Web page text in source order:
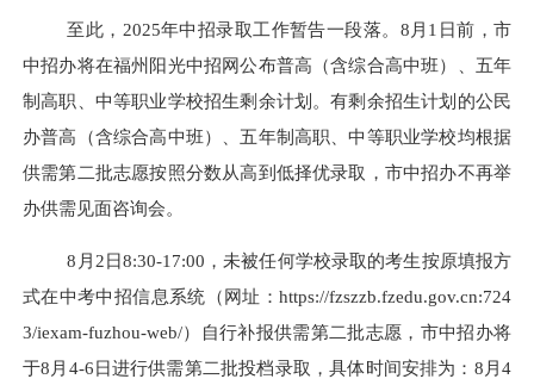
至此， 2025年中招录取工作暂告一段落。 8 月 1 日前 ，市
中招办将在福州阳光中招网公布普高（含综合高中班）、 五年
制高职、中等职业学校招生剩余计划。有剩余招生计划的公民
办普高（含综合高中班）、五年制高职、中等职业学校均根据
供需第二批志愿按照分数从高到低择优录取，市中招办不再举
办供需见面咨询会。
8 月 2日8:30-17:00 ，未被任何学校录取的考生按原填报方
式在中考中招信息系统（网址：https://fzszzb.fzedu.gov.cn:724
3/iexam-fuzhou-web/） 自行补报供需第二批志愿，市中招办将
于8月 4-6日进行供需第二批投档录取，具体时间安排为： 8月4